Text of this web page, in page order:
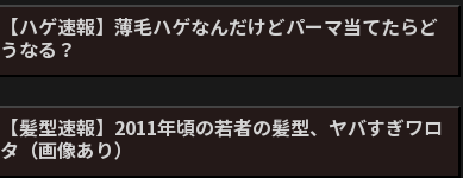
【ハゲ速報】薄毛ハゲなんだけどパーマ当てたらど
うなる？
【髪型速報】2011年頃の若者の髪型、ヤバすぎワロ
タ（画像あり）